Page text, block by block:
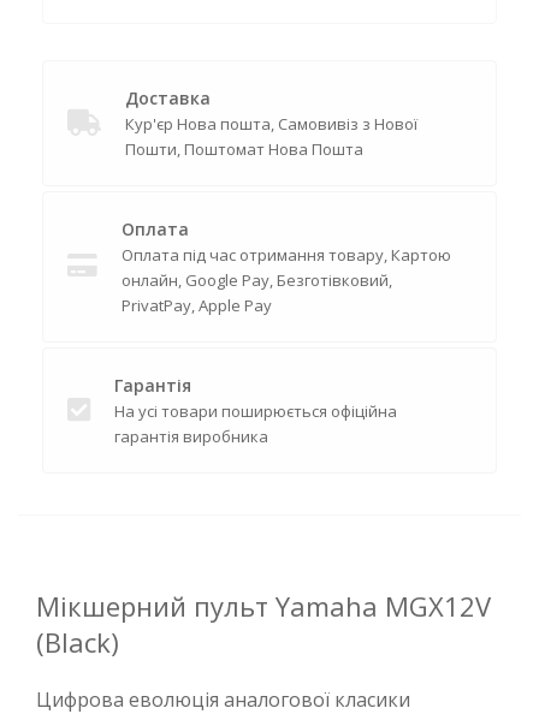
Доставка
Кур'єр Нова пошта, Самовивіз з Нової
Пошти, Поштомат Нова Пошта
Оплата
Оплата під час отримання товару, Картою
онлайн, Google Pay, Безготівковий,
PrivatPay, Apple Pay
Гарантія
На усі товари поширюється офіційна
гарантія виробника
Мікшерний пульт Yamaha MGX12V
(Black)
Цифрова еволюція аналогової класики